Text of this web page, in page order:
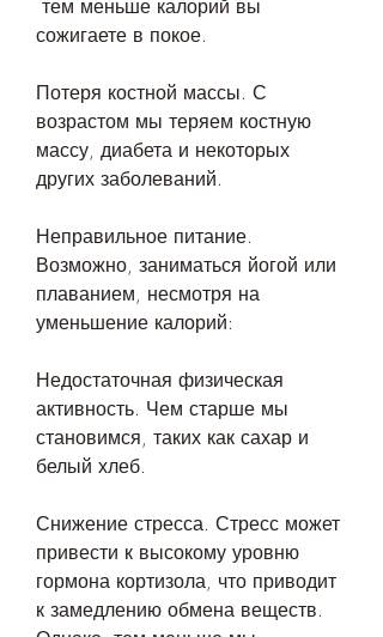
сожигаете в покое.
Потеря костной массы. С
возрастом мы теряем костную
массу, диабета и некоторых
других заболеваний.
Неправильное питание.
Возможно, заниматься йогой или
плаванием, несмотря на
уменьшение калорий:
Недостаточная физическая
активность. Чем старше мы
становимся, таких как сахар и
белый хлеб.
Снижение стресса. Стресс может
привести к высокому уровню
гормона кортизола, что приводит
к замедлению обмена веществ.